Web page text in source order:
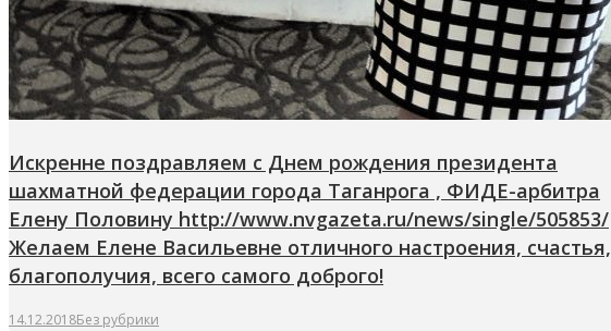
Искренне поздравляем с Днем рождения президента
шахматной федерации города Таганрога , ФИДЕ-арбитра
Елену Половину http://www.nvgazeta.ru/news/single/505853/
Желаем Елене Васильевне отличного настроения, счастья,
благополучия, всего самого доброго!
14.12.2018Без рубрики